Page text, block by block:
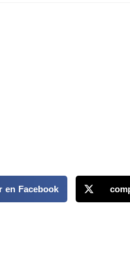
en Facebook